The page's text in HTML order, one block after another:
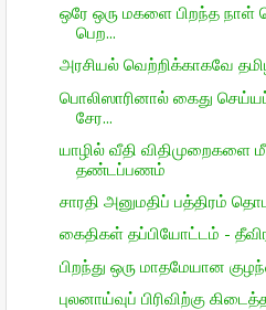
ஒரே ஒரு மகளை பிறந்த
பெற...
அரசியல் வெற்றிக்காகவே
பொலிஸாரினால் கைது
சேர...
யாழில் வீதி விதிமுறைகளை
தண்டப்பணம்
சாரதி அனுமதிப் பத்திரம்
கைதிகள் தப்பியோட்டம் -
பிறந்து ஒரு மாதமேயான
புலனாய்வுப் பிரிவிற்கு